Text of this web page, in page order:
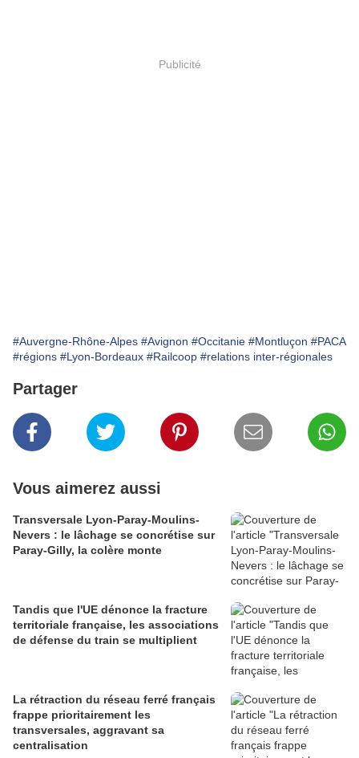
Publicité
#Auvergne-Rhône-Alpes #Avignon #Occitanie #Montluçon #PACA
#régions #Lyon-Bordeaux #Railcoop #relations inter-régionales
Partager
Vous aimerez aussi
Transversale Lyon-Paray-Moulins-
Nevers : le lâchage se concrétise sur
Paray-Gilly, la colère monte
Tandis que l'UE dénonce la fracture
territoriale française, les associations
de défense du train se multiplient
La rétraction du réseau ferré français
frappe prioritairement les
transversales, aggravant sa
centralisation